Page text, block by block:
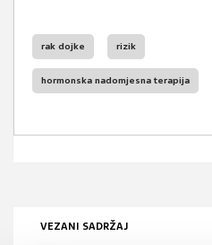
rak dojke rizik
hormonska nadomjesna terapija
VEZANI SADRŽAJ